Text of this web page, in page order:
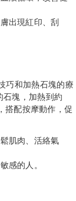
出現紅印、刮
巧和加熱石塊的療
石塊，加熱到約
搭配按摩動作，促
肌肉、活絡氣
感的人。